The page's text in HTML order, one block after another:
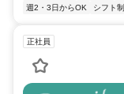
週2・3日からOK
シフト制
正社員